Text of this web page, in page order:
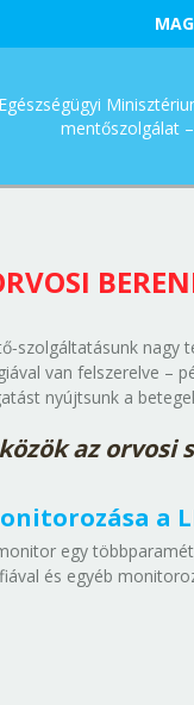
Egészségügyi
mentőszolgálat
van felszerelve –
nyújtsunk a
az orvosi
a
egy
és egyéb